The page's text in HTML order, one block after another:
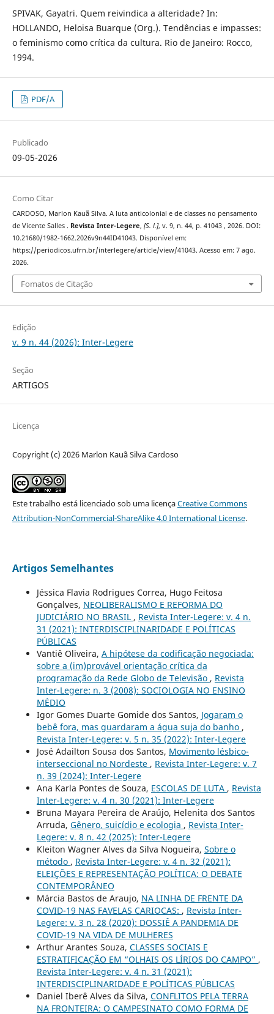
SPIVAK, Gayatri. Quem reivindica a alteridade? In:
HOLLANDO, Heloisa Buarque (Org.). Tendências e impasses:
o feminismo como crítica da cultura. Rio de Janeiro: Rocco,
1994.
PDF/A
Publicado
09-05-2026
Como Citar
CARDOSO, Marlon Kauã Silva. A luta anticolonial e de classes no pensamento
de Vicente Salles . Revista Inter-Legere, [S. l.], v. 9, n. 44, p. 41043 , 2026. DOI:
10.21680/1982-1662.2026v9n44ID41043. Disponível em:
https://periodicos.ufrn.br/interlegere/article/view/41043. Acesso em: 7 ago.
2026.
Fomatos de Citação
Edição
v. 9 n. 44 (2026): Inter-Legere
Seção
ARTIGOS
Licença
Copyright (c) 2026 Marlon Kauã Silva Cardoso
Este trabalho está licenciado sob uma licençaCreative Commons
Attribution-NonCommercial-ShareAlike 4.0 International License.
Artigos Semelhantes
Jéssica Flavia Rodrigues Correa, Hugo Feitosa
Gonçalves, NEOLIBERALISMO E REFORMA DO
JUDICIÁRIO NO BRASIL , Revista Inter-Legere: v. 4 n.
31 (2021): INTERDISCIPLINARIDADE E POLÍTICAS
PÚBLICAS
Vantiê Oliveira, A hipótese da codificação negociada:
sobre a (im)provável orientação crítica da
programação da Rede Globo de Televisão , Revista
Inter-Legere: n. 3 (2008): SOCIOLOGIA NO ENSINO
MÉDIO
Igor Gomes Duarte Gomide dos Santos, Jogaram o
bebê fora, mas guardaram a água suja do banho ,
Revista Inter-Legere: v. 5 n. 35 (2022): Inter-Legere
José Adailton Sousa dos Santos, Movimento lésbico-
interseccional no Nordeste , Revista Inter-Legere: v. 7
n. 39 (2024): Inter-Legere
Ana Karla Pontes de Souza, ESCOLAS DE LUTA , Revista
Inter-Legere: v. 4 n. 30 (2021): Inter-Legere
Bruna Mayara Pereira de Araújo, Helenita dos Santos
Arruda, Gênero, suicídio e ecologia , Revista Inter-
Legere: v. 8 n. 42 (2025): Inter-Legere
Kleiton Wagner Alves da Silva Nogueira, Sobre o
método , Revista Inter-Legere: v. 4 n. 32 (2021):
ELEIÇÕES E REPRESENTAÇÃO POLÍTICA: O DEBATE
CONTEMPORÂNEO
Márcia Bastos de Araujo, NA LINHA DE FRENTE DA
COVID-19 NAS FAVELAS CARIOCAS: , Revista Inter-
Legere: v. 3 n. 28 (2020): DOSSIÊ A PANDEMIA DE
COVID-19 NA VIDA DE MULHERES
Arthur Arantes Souza, CLASSES SOCIAIS E
ESTRATIFICAÇÃO EM “OLHAIS OS LÍRIOS DO CAMPO” ,
Revista Inter-Legere: v. 4 n. 31 (2021):
INTERDISCIPLINARIDADE E POLÍTICAS PÚBLICAS
Daniel Iberê Alves da Silva, CONFLITOS PELA TERRA
NA FRONTEIRA: O CAMPESINATO COMO FORMA DE